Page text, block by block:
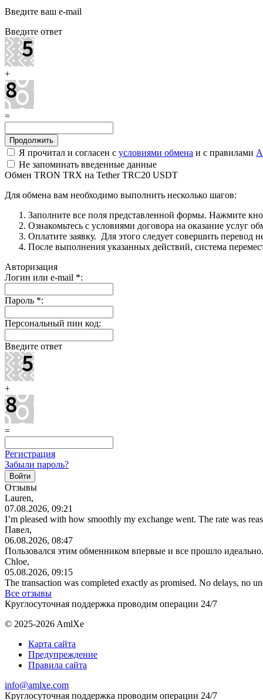
Введите ваш e-mail
Введите ответ
+
=
Я прочитал и согласен с условиями обмена и с правилами
Не запоминать введенные данные
Обмен TRON TRX на Tether TRC20 USDT
Для обмена вам необходимо выполнить несколько шагов:
Заполните все поля представленной формы. Нажмите
Ознакомьтесь с условиями договора на оказание услуг
Оплатите заявку. Для этого следует совершить
После выполнения указанных действий, система
Авторизация
Логин или e-mail *:
Пароль *:
Персональный пин код:
Введите ответ
+
=
Регистрация
Забыли пароль?
Отзывы
Lauren,
07.08.2026, 09:21
I’m pleased with how smoothly my exchange went. The rate was
Павел,
06.08.2026, 08:47
Пользовался этим обменником впервые и все прошло
Chloe,
05.08.2026, 09:15
The transaction was completed exactly as promised. No delays, no
Все отзывы
Круглосуточная поддержка проводим операции 24/7
© 2025-2026 AmlXe
Карта сайта
Предупреждение
Правила сайта
info@amlxe.com
Круглосуточная поддержка проводим операции 24/7